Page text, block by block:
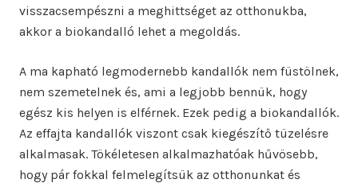
visszacsempészni a meghittséget az otthonukba,
akkor a biokandalló lehet a megoldás.
A ma kapható legmodernebb kandallók nem füstölnek,
nem szemetelnek és, ami a legjobb bennük, hogy
egész kis helyen is elférnek. Ezek pedig a biokandallók.
Az effajta kandallók viszont csak kiegészítő tüzelésre
alkalmasak. Tökéletesen alkalmazhatóak hűvösebb,
hogy pár fokkal felmelegítsük az otthonunkat és